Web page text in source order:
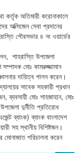
অতিমারী করোনাকালে
অক্সিজেন সেবা প্রদানের
পৌরসভার ৪ নং ওয়ার্ডের
শাহরাস্তি উপজেলা
সম্পাদক মোঃ কামরুজ্জামান
দায়িত্ব পালন করেন।
সাবেক সহকারী প্রধান
ব্যবসায়ী মোঃ শাহজাহান, মোঃ
দুর্নীতি প্রতিরোধ
ব্যাংক) ব্যাংক বাংলাদেশ
সহ স্থানীয় বিশিষ্টজন।
পরিচালনা করেন